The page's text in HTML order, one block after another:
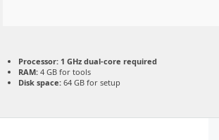
Processor: 1 GHz dual-core required
RAM: 4 GB for tools
Disk space: 64 GB for setup